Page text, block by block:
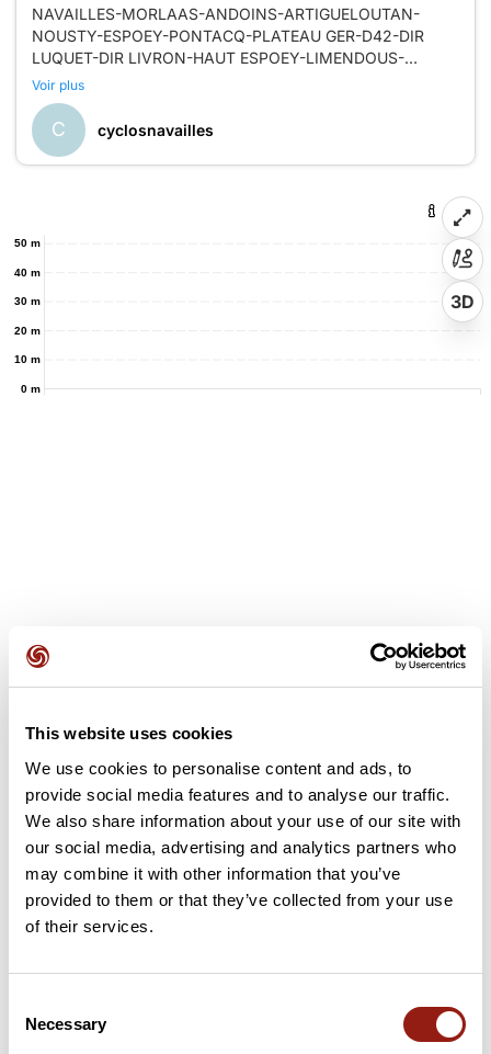
This website uses cookies
We use cookies to personalise content and ads, to
provide social media features and to analyse our traffic.
We also share information about your use of our site with
our social media, advertising and analytics partners who
may combine it with other information that you’ve
provided to them or that they’ve collected from your use
of their services.
Selection
Necessary
NAVAILLES-MORLAAS-ANDOINS-ARTIGUELOUTAN-
NOUSTY-ESPOEY-PONTACQ-PLATEAU GER-D42-DIR
LUQUET-DIR LIVRON-HAUT ESPOEY-LIMENDOUS-
Voir plus
C cyclosnavailles
0 m
10 m
20 m
30 m
40 m
50 m
3D
Avis des utilisateurs
Soyez le premier à ajouter un avis !
Ajouter un avis
Résumé
Découvrez ce parcours de vélo de 90,8 km à proximité de